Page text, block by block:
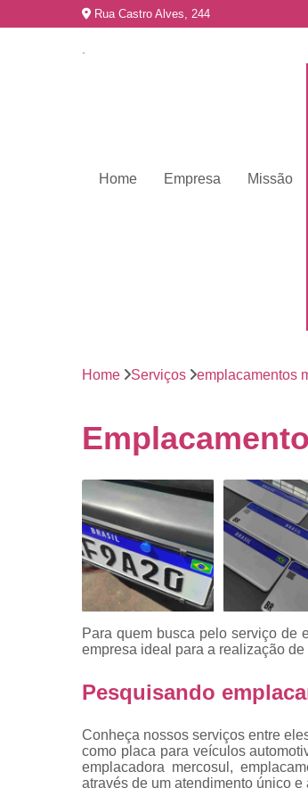
Rua Castro Alves, 244
Home Empresa Missão
Home Serviços emplacamentos
Para quem busca pelo serviço de
empresa ideal para a realização de
Pesquisando
Conheça nossos serviços entre
como placa para veículos
emplacadora mercosul,
através de um atendimento único